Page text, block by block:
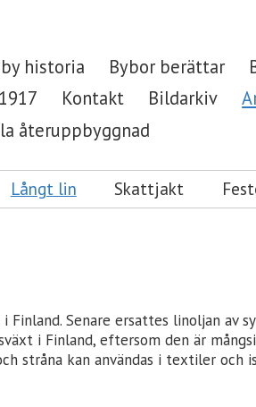
historia Bybor berättar
Kontakt Bildarkiv
återuppbyggnad
Långt lin Skattjakt
Senare ersattes linoljan av
i Finland, eftersom den är
stråna kan användas i textiler och